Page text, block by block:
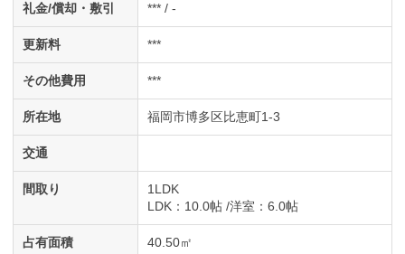
礼金/償却・敷引 *** / -
更新料 ***
その他費用 ***
所在地 福岡市博多区比恵町1-3
交通
間取り
1LDK
LDK ：10.0帖 洋室 ：6.0帖
占有面積 40.50㎡